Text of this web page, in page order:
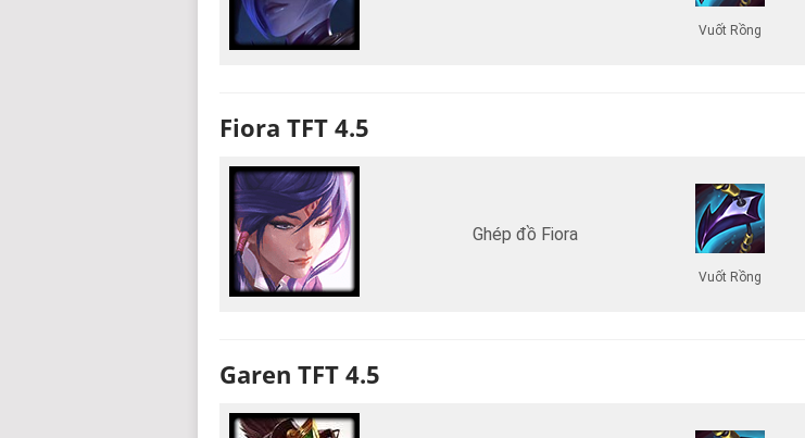
Vuốt Rồng
Fiora TFT 4.5
Ghép đồ Fiora
Vuốt Rồng
Garen TFT 4.5